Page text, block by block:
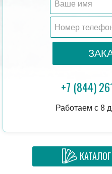
+7 (844)
Работаем с 8